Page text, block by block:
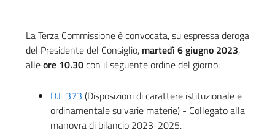
La Terza Commissione è convocata, su espressa deroga
del Presidente del Consiglio, martedì 6 giugno 2023,
alleore 10.30con il seguente ordine del giorno:
D.L 373 (Disposizioni di carattere istituzionale e
ordinamentale su varie materie) - Collegato alla
manovra di bilancio 2023-2025.